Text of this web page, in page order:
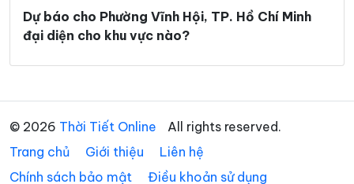
Phường Phú Mỹ Phường Phú Nhuận
Phường Phú Thạnh Phường Phú Thọ Hòa
Phường Phú Thuận Phường Phước Long
Phường Phước Thắng Phường Rạch Dừa
Phường Sài Gòn Phường Tam Bình
Dự báo cho Phường Vĩnh Hội, TP. Hồ Chí Minh
đại diện cho khu vực nào?
© 2026 Thời Tiết Online
All rights reserved.
Trang chủ
Giới thiệu
Liên hệ
Chính sách bảo mật
Điều khoản sử dụng